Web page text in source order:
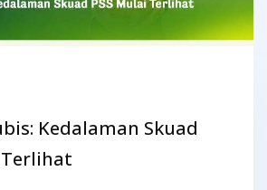
Kedalaman Skuad
Terlihat